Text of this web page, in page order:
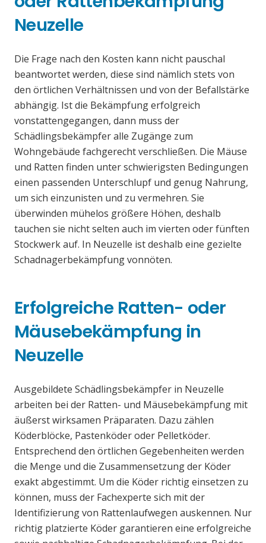
Neuzelle
Die Frage nach den Kosten kann nicht pauschal
beantwortet werden, diese sind nämlich stets von
den örtlichen Verhältnissen und von der Befallstärke
abhängig. Ist die Bekämpfung erfolgreich
vonstattengegangen, dann muss der
Schädlingsbekämpfer alle Zugänge zum
Wohngebäude fachgerecht verschließen. Die Mäuse
und Ratten finden unter schwierigsten Bedingungen
einen passenden Unterschlupf und genug Nahrung,
um sich einzunisten und zu vermehren. Sie
überwinden mühelos größere Höhen, deshalb
tauchen sie nicht selten auch im vierten oder fünften
Stockwerk auf. In Neuzelle ist deshalb eine gezielte
Schadnagerbekämpfung vonnöten.
Erfolgreiche Ratten- oder
Mäusebekämpfung in
Neuzelle
Ausgebildete Schädlingsbekämpfer in Neuzelle
arbeiten bei der Ratten- und Mäusebekämpfung mit
äußerst wirksamen Präparaten. Dazu zählen
Köderblöcke, Pastenköder oder Pelletköder.
Entsprechend den örtlichen Gegebenheiten werden
die Menge und die Zusammensetzung der Köder
exakt abgestimmt. Um die Köder richtig einsetzen zu
können, muss der Fachexperte sich mit der
Identifizierung von Rattenlaufwegen auskennen. Nur
richtig platzierte Köder garantieren eine erfolgreiche